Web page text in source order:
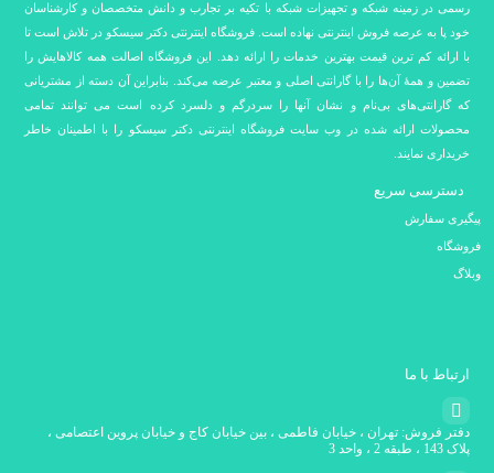
رسمی در زمینه شبکه و تجهیزات شبکه با تکیه بر تجارب و دانش متخصصان و کارشناسان
خود پا به عرصه فروش اینترنتی نهاده است. فروشگاه اینترنتی دکتر سیسکو در تلاش است تا
با ارائه کم ترین قیمت بهترین خدمات را ارائه دهد. این فروشگاه اصالت همه کالاهایش را
تضمین و همۀ آن‌ها را با گارانتی اصلی و معتبر عرضه می‌کند. بنابراین آن دسته از مشتریانی
که گارانتی‌های بی‌نام و نشان آنها را سردرگم و دلسرد کرده است می توانند تمامی
محصولات ارائه شده در وب سایت فروشگاه اینترنتی دکتر سیسکو را با اطمینان خاطر
خریداری نمایند.
دسترسی سریع
پیگیری سفارش
فروشگاه
وبلاگ
ارتباط با ما
دفتر فروش: تهران ، خیابان فاطمی ، بین خیابان کاج و خیابان پروین اعتصامی ،
پلاک 143 ، طبقه 2 ، واحد 3